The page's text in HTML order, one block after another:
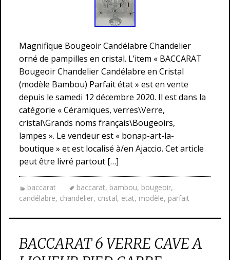
Magnifique Bougeoir Candélabre Chandelier
orné de pampilles en cristal. L’item « BACCARAT
Bougeoir Chandelier Candélabre en Cristal
(modèle Bambou) Parfait état » est en vente
depuis le samedi 12 décembre 2020. Il est dans la
catégorie « Céramiques, verres\Verre,
cristal\Grands noms français\Bougeoirs,
lampes ». Le vendeur est « bonap-art-la-
boutique » et est localisé à/en Ajaccio. Cet article
peut être livré partout […]
baccarat baccarat, bambou, bougeoir,
candélabre, chandelier, cristal, etat, modèle, parfait
BACCARAT 6 VERRE CAVE A